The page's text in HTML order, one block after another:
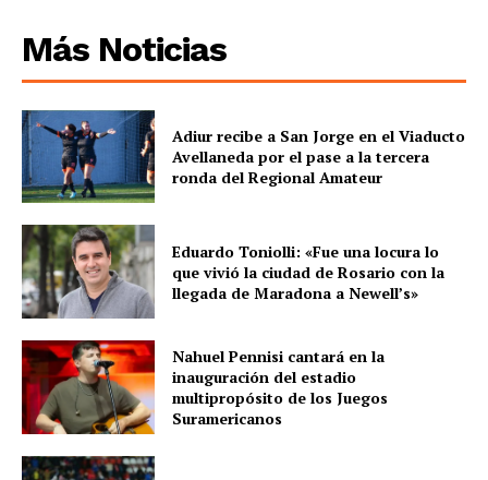
Más Noticias
Adiur recibe a San Jorge en el Viaducto
Avellaneda por el pase a la tercera
ronda del Regional Amateur
Eduardo Toniolli: «Fue una locura lo
que vivió la ciudad de Rosario con la
llegada de Maradona a Newell’s»
Nahuel Pennisi cantará en la
inauguración del estadio
multipropósito de los Juegos
Suramericanos